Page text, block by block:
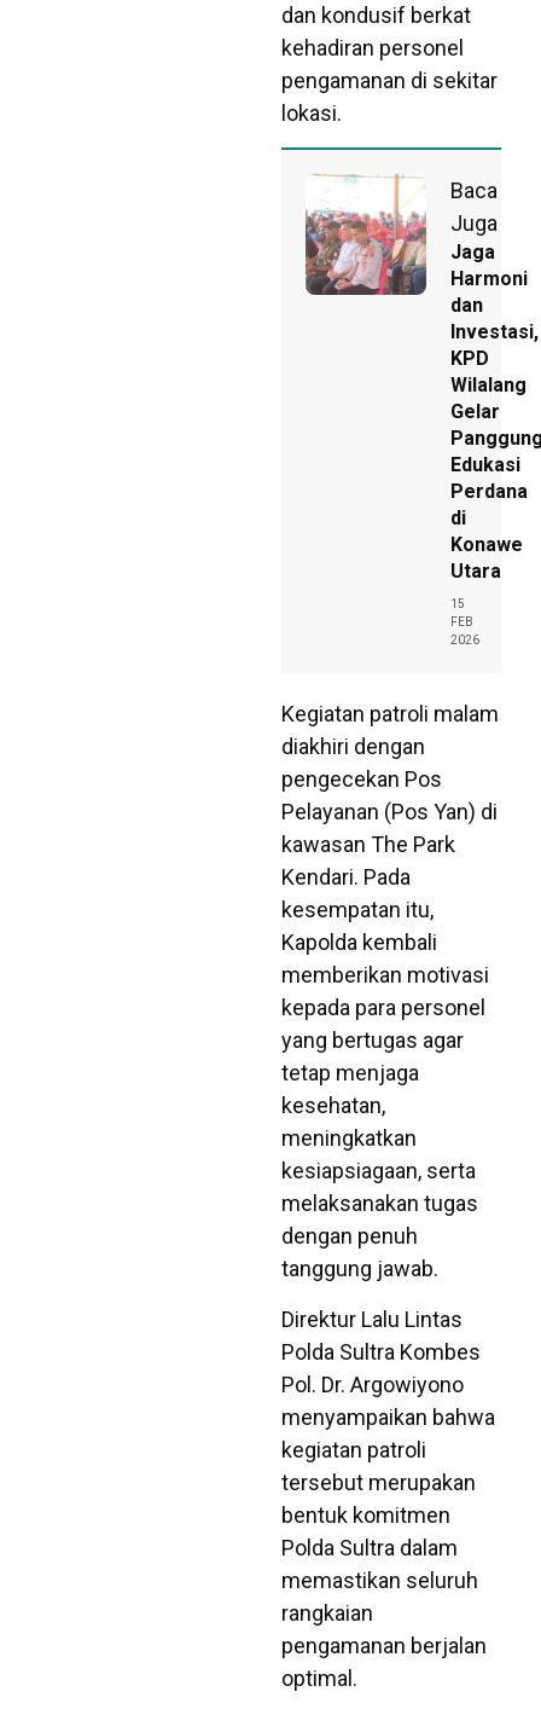
dan kondusif berkat
kehadiran personel
pengamanan di sekitar
lokasi.
Baca
Juga
Jaga
Harmoni
dan
Investasi,
KPD
Wilalang
Gelar
Edukasi
Perdana
di
Konawe
Utara
15
FEB
2026
Kegiatan patroli malam
diakhiri dengan
pengecekan Pos
Pelayanan (Pos Yan) di
kawasan The Park
Kendari. Pada
kesempatan itu,
Kapolda kembali
memberikan motivasi
kepada para personel
yang bertugas agar
tetap menjaga
kesehatan,
meningkatkan
kesiapsiagaan, serta
melaksanakan tugas
dengan penuh
tanggung jawab.
Direktur Lalu Lintas
Polda Sultra Kombes
Pol. Dr. Argowiyono
menyampaikan bahwa
kegiatan patroli
tersebut merupakan
bentuk komitmen
Polda Sultra dalam
memastikan seluruh
rangkaian
pengamanan berjalan
optimal.